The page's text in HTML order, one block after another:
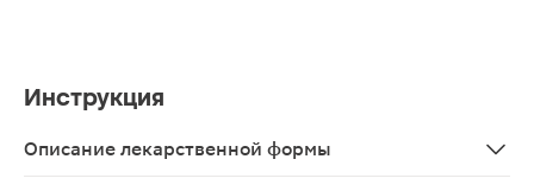
Инструкция
Описание лекарственной формы